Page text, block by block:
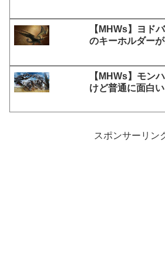
【MHWs】ヨド
のキーホルダー
【MHWs】モン
けど普通に面白
スポンサーリン